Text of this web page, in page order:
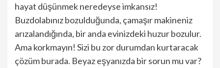
hayat düşünmek neredeyse imkansız!
Buzdolabınız bozulduğunda, çamaşır makineniz
arızalandığında, bir anda evinizdeki huzur bozulur.
Ama korkmayın! Sizi bu zor durumdan kurtaracak
çözüm burada. Beyaz eşyanızda bir sorun mu var?